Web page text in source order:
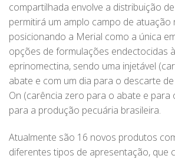
compartilhada envolve a distribuição
permitirá um amplo campo de atuação
posicionando a Merial como a única
opções de formulações endectocidas
eprinomectina, sendo uma injetável
abate e com um dia para o descarte
On (carência zero para o abate e para
para a produção pecuária brasileira.
Atualmente são 16 novos produtos
diferentes tipos de apresentação, que